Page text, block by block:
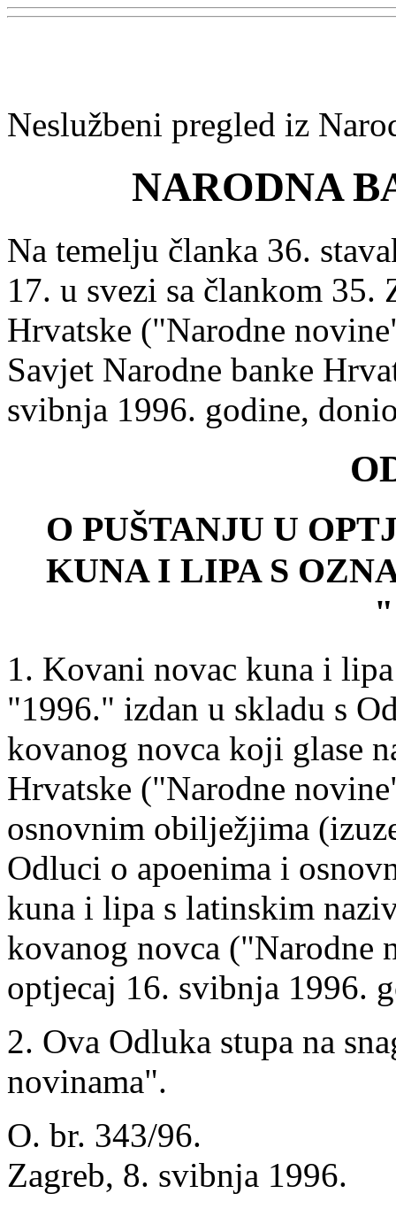
Neslužbeni pregled iz
NARODNA
Na temelju članka 36.
17. u svezi sa člankom 35.
Hrvatske ("Narodne
Savjet Narodne banke
svibnja 1996. godine,
O PUŠTANJU U
KUNA I LIPA S
1. Kovani novac kuna i
"1996." izdan u skladu s
kovanog novca koji glase
Hrvatske ("Narodne
osnovnim obilježjima
Odluci o apoenima i
kuna i lipa s latinskim
kovanog novca ("Narodne
optjecaj 16. svibnja 1996.
2. Ova Odluka stupa na
novinama".
O. br. 343/96.
Zagreb, 8. svibnja 1996.